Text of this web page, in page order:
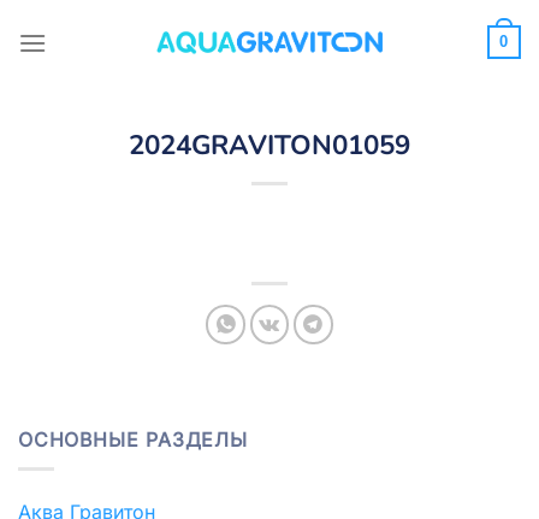
0
2024GRAVITON01059
ОСНОВНЫЕ РАЗДЕЛЫ
Аква Гравитон